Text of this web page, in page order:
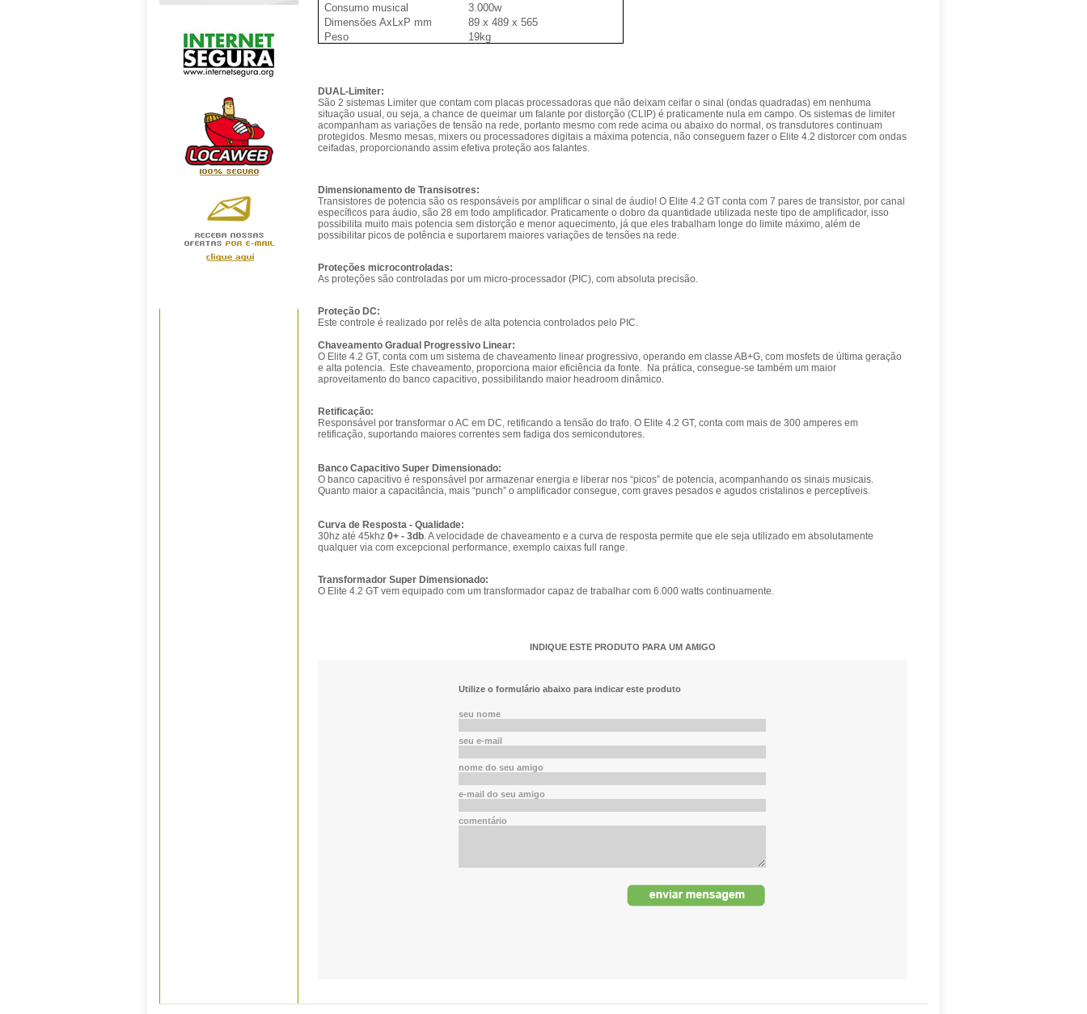
Consumo musical
3.000w
Dimensões AxLxP mm
89 x 489 x 565
Peso
19kg
DUAL-Limiter:
São 2 sistemas Limiter que contam com placas processadoras que não deixam ceifar o sinal (ondas quadradas) em nenhuma
situação usual, ou seja, a chance de queimar um falante por distorção (CLIP) é praticamente nula em campo. Os sistemas de limiter
acompanham as variações de tensão na rede, portanto mesmo com rede acima ou abaixo do normal, os transdutores continuam
protegidos. Mesmo mesas, mixers ou processadores digitais a máxima potencia, não conseguem fazer o Elite 4.2 distorcer com ondas
ceifadas, proporcionando assim efetiva proteção aos falantes.
Dimensionamento de Transisotres:
Transistores de potencia são os responsáveis por amplificar o sinal de áudio! O Elite 4.2 GT conta com 7 pares de transistor, por canal
específicos para áudio, são 28 em todo amplificador. Praticamente o dobro da quantidade utilizada neste tipo de amplificador, isso
possibilita muito mais potencia sem distorção e menor aquecimento, já que eles trabalham longe do limite máximo, além de
possibilitar picos de potência e suportarem maiores variações de tensões na rede.
Proteções microcontroladas:
As proteções são controladas por um micro-processador (PIC), com absoluta precisão.
Proteção DC:
Este controle é realizado por relês de alta potencia controlados pelo PIC.
Chaveamento Gradual Progressivo Linear:
O Elite 4.2 GT, conta com um sistema de chaveamento linear progressivo, operando em classe AB+G, com mosfets de última geração
e alta potencia. Este chaveamento, proporciona maior eficiência da fonte. Na prática, consegue-se também um maior
aproveitamento do banco capacitivo, possibilitando maior headroom dinâmico.
Retificação:
Responsável por transformar o AC em DC, retificando a tensão do trafo. O Elite 4.2 GT, conta com mais de 300 amperes em
retificação, suportando maiores correntes sem fadiga dos semicondutores.
Banco Capacitivo Super Dimensionado:
O banco capacitivo é responsável por armazenar energia e liberar nos “picos” de potencia, acompanhando os sinais musicais.
Quanto maior a capacitância, mais “punch” o amplificador consegue, com graves pesados e agudos cristalinos e perceptíveis.
Curva de Resposta - Qualidade:
30hz até 45khz 0+ - 3db. A velocidade de chaveamento e a curva de resposta permite que ele seja utilizado em absolutamente
qualquer via com excepcional performance, exemplo caixas full range.
Transformador Super Dimensionado:
O Elite 4.2 GT vem equipado com um transformador capaz de trabalhar com 6.000 watts continuamente.
INDIQUE ESTE PRODUTO PARA UM AMIGO